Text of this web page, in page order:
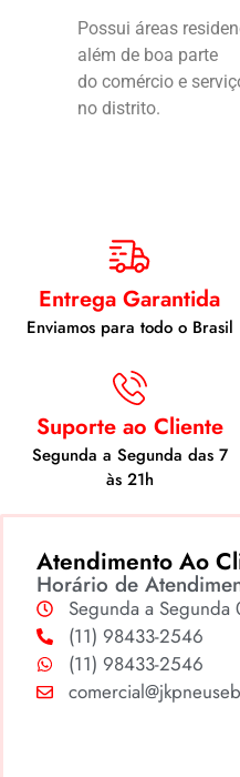
Possui áreas
além de boa parte
do comércio e
no distrito.
Entrega Garantida
Enviamos para todo o Brasil
Suporte ao Cliente
Segunda a Segunda das 7
às 21h
Atendimento Ao
Horário de
Segunda a Segunda
(11) 98433-2546
(11) 98433-2546